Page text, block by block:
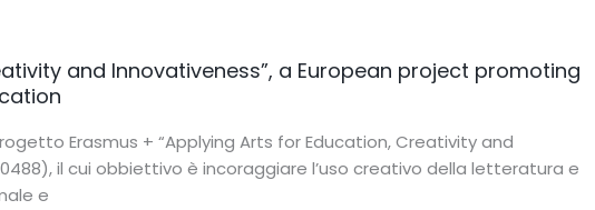
and Innovativeness”, a European project promoting
Erasmus + “Applying Arts for Education, Creativity and
il cui obbiettivo è incoraggiare l’uso creativo della letteratura e
e